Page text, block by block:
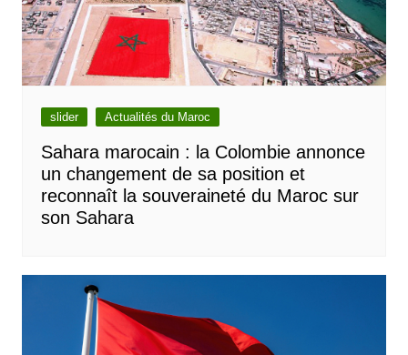
slider Actualités du Maroc
Sahara marocain : la Colombie annonce
un changement de sa position et
reconnaît la souveraineté du Maroc sur
son Sahara